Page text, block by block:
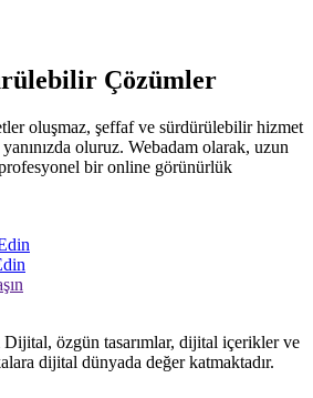
Çözümler
oluşmaz, şeffaf ve sürdürülebilir hizmet
yanınızda oluruz. Webadam olarak, uzun
bir online görünürlük
özgün tasarımlar, dijital içerikler ve
dijital dünyada değer katmaktadır.